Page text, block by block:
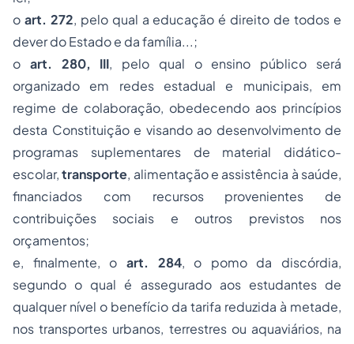
o art. 272, pelo qual a educação é direito de todos e
dever do Estado e da família...;
o art. 280, III, pelo qual o ensino público será
organizado em redes estadual e municipais, em
regime de colaboração, obedecendo aos princípios
desta Constituição e visando ao desenvolvimento de
programas suplementares de material didático-
escolar,transporte, alimentação e assistência à saúde,
financiados com recursos provenientes de
contribuições sociais e outros previstos nos
orçamentos;
e, finalmente, o art. 284, o pomo da discórdia,
segundo o qual é assegurado aos estudantes de
qualquer nível o benefício da tarifa reduzida à metade,
nos transportes urbanos, terrestres ou aquaviários, na